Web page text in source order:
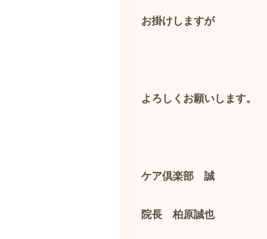
お掛けしますが
よろしくお願いします。
ケア倶楽部 誠
院長 柏原誠也